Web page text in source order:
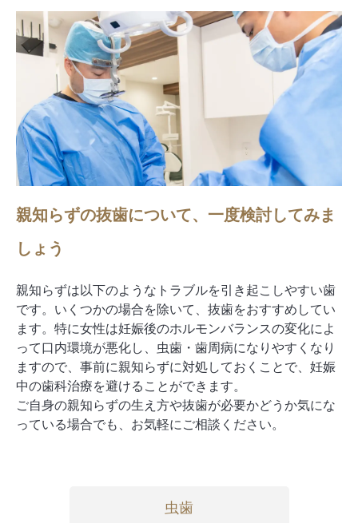
親知らずの抜歯について、一度検討してみま
しょう
親知らずは以下のようなトラブルを引き起こしやすい歯
です。いくつかの場合を除いて、抜歯をおすすめしてい
ます。特に女性は妊娠後のホルモンバランスの変化によ
って口内環境が悪化し、虫歯・歯周病になりやすくなり
ますので、事前に親知らずに対処しておくことで、妊娠
中の歯科治療を避けることができます。
ご自身の親知らずの生え方や抜歯が必要かどうか気にな
っている場合でも、お気軽にご相談ください。
虫歯